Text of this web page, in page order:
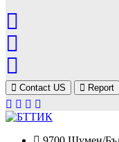
Contact US Report